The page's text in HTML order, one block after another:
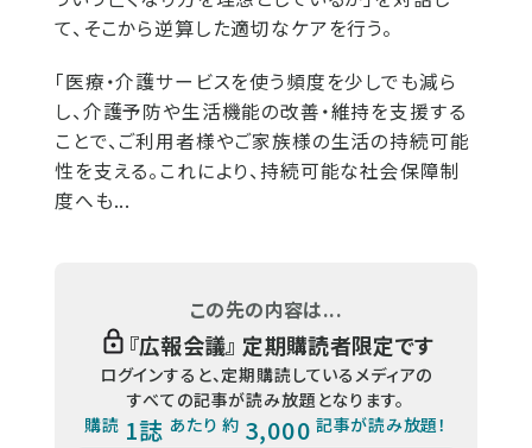
て、そこから逆算した適切なケアを行う。
「医療・介護サービスを使う頻度を少しでも減ら
し、介護予防や生活機能の改善・維持を支援する
ことで、ご利用者様やご家族様の生活の持続可能
性を支える。これにより、持続可能な社会保障制
度へも...
この先の内容は...
『広報会議』 定期購読者限定です
ログインすると、定期購読しているメディアの
すべての記事が読み放題となります。
購読 1誌 あたり 約 3,000 記事が読み放題！